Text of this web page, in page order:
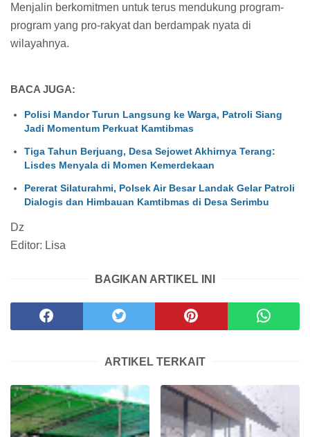
Menjalin berkomitmen untuk terus mendukung program-
program yang pro-rakyat dan berdampak nyata di
wilayahnya.
BACA JUGA:
Polisi Mandor Turun Langsung ke Warga, Patroli Siang
Jadi Momentum Perkuat Kamtibmas
Tiga Tahun Berjuang, Desa Sejowet Akhirnya Terang:
Lisdes Menyala di Momen Kemerdekaan
Pererat Silaturahmi, Polsek Air Besar Landak Gelar Patroli
Dialogis dan Himbauan Kamtibmas di Desa Serimbu
Dz
Editor: Lisa
BAGIKAN ARTIKEL INI
ARTIKEL TERKAIT